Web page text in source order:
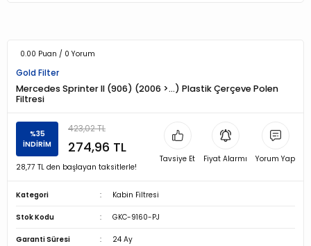
0.00 Puan / 0 Yorum
Gold Filter
Mercedes Sprinter II (906) (2006 >…) Plastik Çerçeve Polen
Filtresi
%35
İNDİRİM
423,02 TL
274,96 TL
28,77 TL den başlayan taksitlerle!
Tavsiye Et Fiyat Alarmı Yorum Yap
Kategori Kabin Filtresi
Stok Kodu GKC-9160-PJ
Garanti Süresi 24 Ay